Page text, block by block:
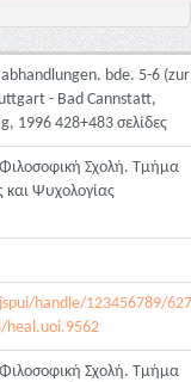
bde. 5-6 (zur
- Bad Cannstatt,
1996 428+483 σελίδες
Σχολή. Τμήμα
και Ψυχολογίας
handle/123456789/
Σχολή. Τμήμα